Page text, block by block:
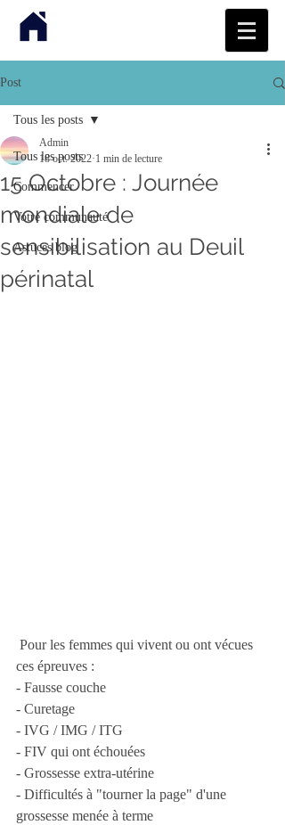
Post
Tous les posts
Commencer
Votre communauté
Astuces blog
Tous les posts
15 Octobre : Journée
mondiale de
sensibilisation au Deuil
périnatal
Admin
18 oct. 2022 1 min de lecture
ces épreuves :
- Fausse couche
- Curetage
- IVG / IMG / ITG
- FIV qui ont échouées
- Grossesse extra-utérine
- Difficultés à "tourner la page" d'une
grossesse menée à terme